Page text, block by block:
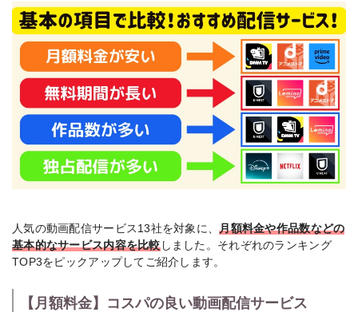
人気の動画配信サービス13社を対象に、月額料金や作品数などの
基本的なサービス内容を比較しました。それぞれのランキング
TOP3をピックアップしてご紹介します。
【月額料金】コスパの良い動画配信サービス